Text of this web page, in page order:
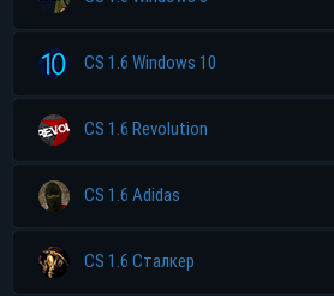
CS 1.6 Windows 10
CS 1.6 Revolution
CS 1.6 Adidas
CS 1.6 Сталкер